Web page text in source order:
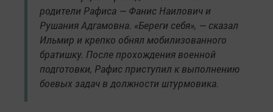
родители Рафиса — Фанис Наилович и
Рушания Адгамовна. «Береги себя», — сказал
Ильмир и крепко обнял мобилизованного
братишку. После прохождения военной
подготовки, Рафис приступил к выполнению
боевых задач в должности штурмовика.